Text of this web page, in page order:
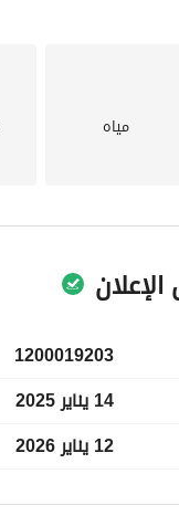
مياه
1200019203
14 يناير 2025
12 يناير 2026